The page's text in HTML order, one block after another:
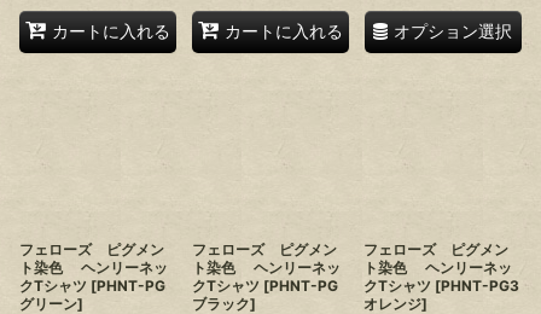
カートに入れる カートに入れる オプション選択
フェローズ ピグメン
ト染色 ヘンリーネッ
クTシャツ [PHNT-PG
グリーン]
フェローズ ピグメン
ト染色 ヘンリーネッ
クTシャツ [PHNT-PG
ブラック]
フェローズ ピグメン
ト染色 ヘンリーネッ
クTシャツ [PHNT-PG3
オレンジ]